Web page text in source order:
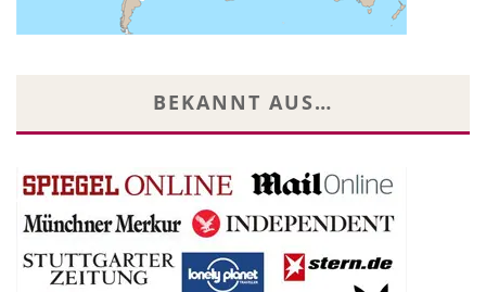
BEKANNT AUS…